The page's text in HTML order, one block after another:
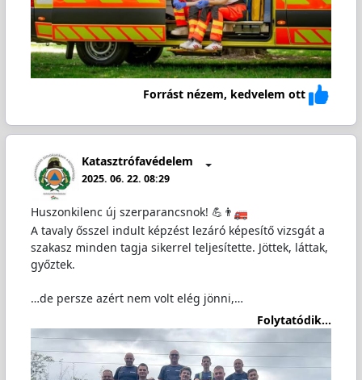
Forrást nézem, kedvelem ott
Katasztrófavédelem
2025. 06. 22. 08:29
Huszonkilenc új szerparancsnok! 💪👨‍
A tavaly ősszel indult képzést lezáró képesítő vizsgát a
szakasz minden tagja sikerrel teljesítette. Jöttek, láttak,
győztek.
…de persze azért nem volt elég jönni,…
Folytatódik...